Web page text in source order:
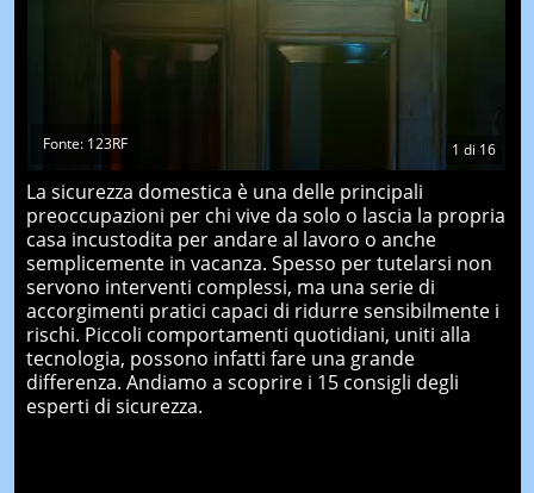
1 di 16
Fonte: 123RF
La sicurezza domestica è una delle principali
preoccupazioni per chi vive da solo o lascia la propria
casa incustodita per andare al lavoro o anche
semplicemente in vacanza. Spesso per tutelarsi non
servono interventi complessi, ma una serie di
accorgimenti pratici capaci di ridurre sensibilmente i
rischi. Piccoli comportamenti quotidiani, uniti alla
tecnologia, possono infatti fare una grande
differenza. Andiamo a scoprire i 15 consigli degli
esperti di sicurezza.